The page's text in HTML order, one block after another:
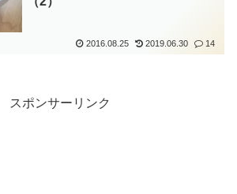
2016.08.25 2019.06.30 14
スポンサーリンク